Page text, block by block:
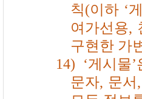
칙(이하‘
여가선용,
구현한 가
14)
‘게시물’
문자, 문서